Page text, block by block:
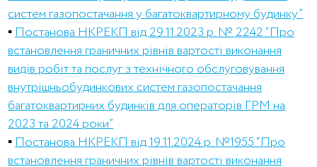
систем газопостачання у багатоквартирному будинку”
▪️Постанова НКРЕКП від 29.11.2023 р. № 2242 “Про
встановлення граничних рівнів вартості виконання
видів робіт та послуг з технічного обслуговування
внутрішньобудинкових систем газопостачання
багатоквартирних будинків для операторів ГРМ на
2023 та 2024 роки”
▪️Постанова НКРЕКП від 19.11.2024 р. №1955 “Про
встановлення граничних рівнів вартості виконання